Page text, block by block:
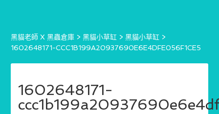
黑貓老師 X 黑蟲倉庫 >黑貓小草缸 >黑貓小草缸 >
1602648171-CCC1B199A20937690E6E4DFE056F1CE5
1602648171-